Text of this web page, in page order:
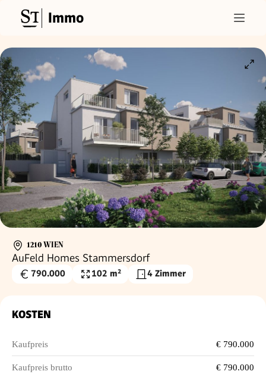
Immo
1210 WIEN
AuFeld Homes Stammersdorf
Kaufpreis
790.000
Wohnfläche
102 m² 4 Zimmer
KOSTEN
Kaufpreis € 790.000
Kaufpreis brutto € 790.000